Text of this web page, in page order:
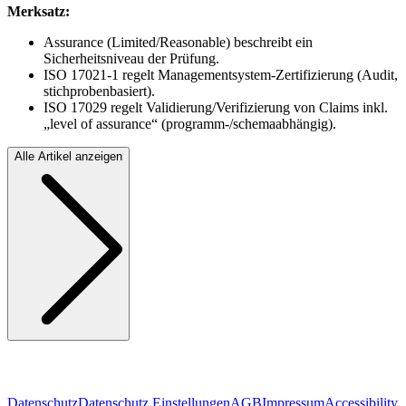
Merksatz:
Assurance (Limited/Reasonable) beschreibt ein
Sicherheitsniveau der Prüfung.
ISO 17021-1 regelt Managementsystem-Zertifizierung (Audit,
stichprobenbasiert).
ISO 17029 regelt Validierung/Verifizierung von Claims inkl.
„level of assurance“ (programm-/schemaabhängig).
Alle Artikel anzeigen